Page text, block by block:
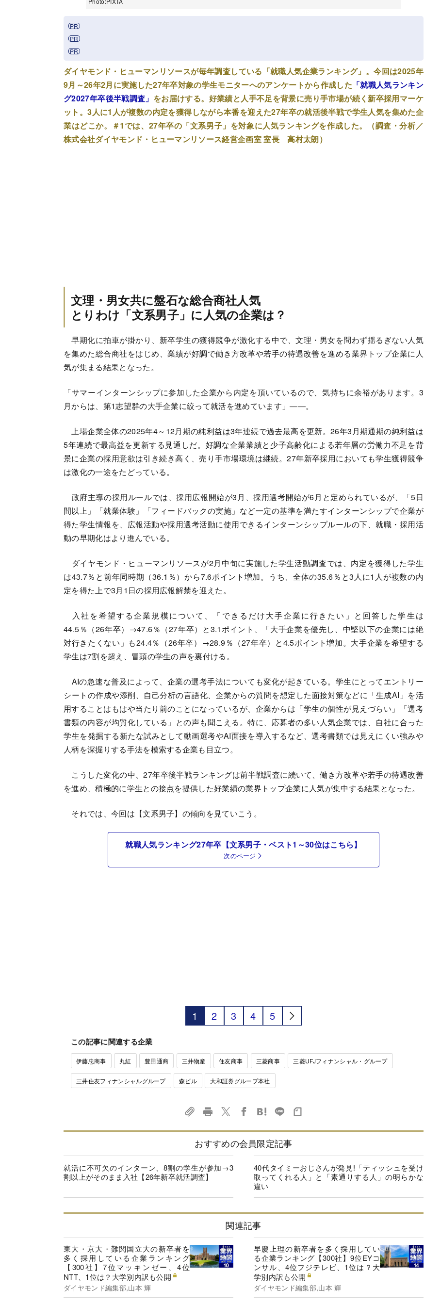
ダイヤモンド・ヒューマンリソースが毎年調査している「就職人気企業ランキング」。今回は2025年
9月～26年2月に実施した27年卒対象の学生モニターへのアンケートから作成した 「就職人気ランキン
グ2027年卒後半戦調査」 をお届けする。好業績と人手不足を背景に売り手市場が続く新卒採用マーケ
ット。3人に1人が複数の内定を獲得しながら本番を迎えた27年卒の就活後半戦で学生人気を集めた企
業はどこか。＃1では、27年卒の「文系男子」を対象に人気ランキングを作成した。（調査・分析／
株式会社ダイヤモンド・ヒューマンリソース経営企画室 室長 高村太朗）
文理・男女共に盤石な総合商社人気
とりわけ「文系男子」に人気の企業は？
早期化に拍車が掛かり、新卒学生の獲得競争が激化する中で、文理・男女を問わず揺るぎない人気
を集めた総合商社をはじめ、業績が好調で働き方改革や若手の待遇改善を進める業界トップ企業に人
気が集まる結果となった。
「サマーインターンシップに参加した企業から内定を頂いているので、気持ちに余裕があります。3
月からは、第1志望群の大手企業に絞って就活を進めています」――。
上場企業全体の2025年4～12月期の純利益は3年連続で過去最高を更新。26年3月期通期の純利益は
5年連続で最高益を更新する見通しだ。好調な企業業績と少子高齢化による若年層の労働力不足を背
景に企業の採用意欲は引き続き高く、売り手市場環境は継続。27年新卒採用においても学生獲得競争
は激化の一途をたどっている。
政府主導の採用ルールでは、採用広報開始が3月、採用選考開始が6月と定められているが、「5日
間以上」「就業体験」「フィードバックの実施」など一定の基準を満たすインターンシップで企業が
得た学生情報を、広報活動や採用選考活動に使用できるインターンシップルールの下、就職・採用活
動の早期化はより進んでいる。
ダイヤモンド・ヒューマンリソースが2月中旬に実施した学生活動調査では、内定を獲得した学生
は43.7％と前年同時期（36.1％）から7.6ポイント増加。うち、全体の35.6％と3人に1人が複数の内
定を得た上で3月1日の採用広報解禁を迎えた。
入社を希望する企業規模について、「できるだけ大手企業に行きたい」と回答した学生は
44.5％（26年卒）→47.6％（27年卒）と3.1ポイント、「大手企業を優先し、中堅以下の企業には絶
対行きたくない」も24.4％（26年卒）→28.9％（27年卒）と4.5ポイント増加。大手企業を希望する
学生は7割を超え、冒頭の学生の声を裏付ける。
AIの急速な普及によって、企業の選考手法についても変化が起きている。学生にとってエントリー
シートの作成や添削、自己分析の言語化、企業からの質問を想定した面接対策などに「生成AI」を活
用することはもはや当たり前のことになっているが、企業からは「学生の個性が見えづらい」「選考
書類の内容が均質化している」との声も聞こえる。特に、応募者の多い人気企業では、自社に合った
学生を発掘する新たな試みとして動画選考やAI面接を導入するなど、選考書類では見えにくい強みや
人柄を深掘りする手法を模索する企業も目立つ。
こうした変化の中、27年卒後半戦ランキングは前半戦調査に続いて、働き方改革や若手の待遇改善
を進め、積極的に学生との接点を提供した好業績の業界トップ企業に人気が集中する結果となった。
それでは、今回は【文系男子】の傾向を見ていこう。
就職人気ランキング27年卒【文系男子・ベスト1～30位はこちら】
次のページ
1 2 3 4 5
この記事に関連する企業
伊藤忠商事 丸紅 豊田通商 三井物産 住友商事 三菱商事 三菱UFJフィナンシャル・グループ
三井住友フィナンシャルグループ 森ビル 大和証券グループ本社
おすすめの会員限定記事
就活に不可欠のインターン、8割の学生が参加→3
割以上がそのまま入社【26年新卒就活調査】
40代タイミーおじさんが発見!「ティッシュを受け
取ってくれる人」と「素通りする人」の明らかな
違い
関連記事
東大・京大・難関国立大の新卒者を
多く採用している企業ランキング
【300社】7位マッキンゼー、4位
NTT、1位は？大学別内訳も公開
ダイヤモンド編集部,山本 輝
早慶上理の新卒者を多く採用してい
る企業ランキング【300社】9位EYコ
ンサル、4位フジテレビ、1位は？大
学別内訳も公開
ダイヤモンド編集部,山本 輝